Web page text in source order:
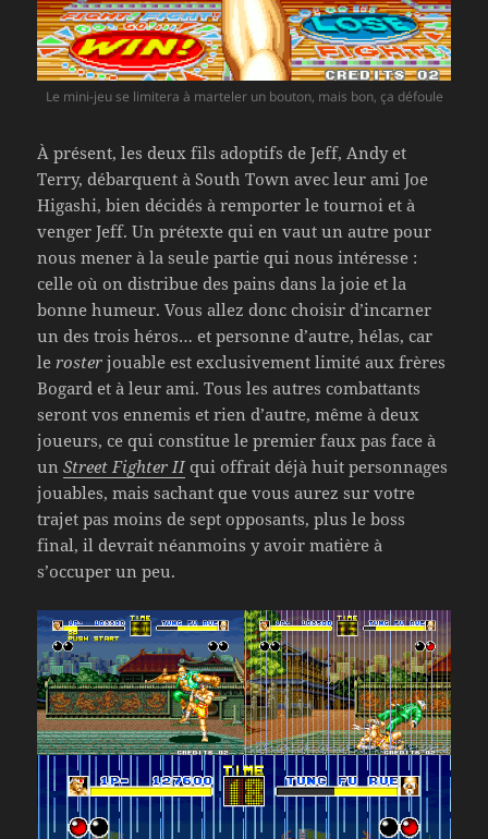
Le mini-jeu se limitera à marteler un bouton, mais bon, ça défoule
À présent, les deux fils adoptifs de Jeff, Andy et
Terry, débarquent à South Town avec leur ami Joe
Higashi, bien décidés à remporter le tournoi et à
venger Jeff. Un prétexte qui en vaut un autre pour
nous mener à la seule partie qui nous intéresse :
celle où on distribue des pains dans la joie et la
bonne humeur. Vous allez donc choisir d’incarner
un des trois héros… et personne d’autre, hélas, car
leroster jouable est exclusivement limité aux frères
Bogard et à leur ami. Tous les autres combattants
seront vos ennemis et rien d’autre, même à deux
joueurs, ce qui constitue le premier faux pas face à
unStreet Fighter IIqui offrait déjà huit personnages
jouables, mais sachant que vous aurez sur votre
trajet pas moins de sept opposants, plus le boss
final, il devrait néanmoins y avoir matière à
s’occuper un peu.